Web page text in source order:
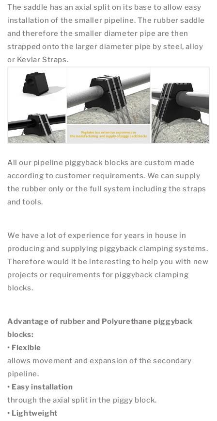
The saddle has an axial split on its base to allow easy
installation of the smaller pipeline. The rubber saddle
and therefore the smaller diameter pipe are then
strapped onto the larger diameter pipe by steel, alloy
or Kevlar Straps.
All our pipeline piggyback blocks are custom made
according to customer requirements. We can supply
the rubber only or the full system including the straps
and tools.
We have a lot of experience for years in house in
producing and supplying piggyback clamping systems.
Therefore would it be interesting to help you with new
projects or requirements for piggyback clamping
blocks.
Advantage of rubber and Polyurethane piggyback
blocks:
• Flexible
allows movement and expansion of the secondary
pipeline.
• Easy installation
through the axial split in the piggy block.
• Lightweight